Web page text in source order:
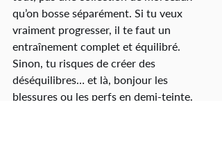
qu’on bosse séparément. Si tu veux
vraiment progresser, il te faut un
entraînement complet et équilibré.
Sinon, tu risques de créer des
déséquilibres… et là, bonjour les
blessures ou les perfs en demi-teinte.